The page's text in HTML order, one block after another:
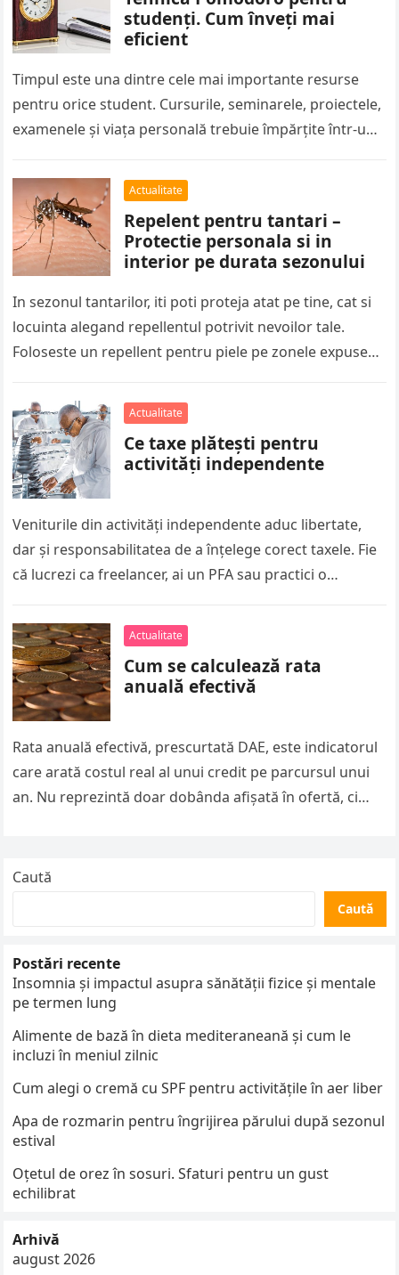
studenți. Cum înveți mai
eficient
Timpul este una dintre cele mai importante resurse
pentru orice student. Cursurile, seminarele, proiectele,
examenele și viața personală trebuie împărțite într-un
Actualitate
Repelent pentru tantari –
Protectie personala si in
interior pe durata sezonului
In sezonul tantarilor, iti poti proteja atat pe tine, cat si
locuinta alegand repellentul potrivit nevoilor tale.
Foloseste un repellent pentru piele pe zonele expuse
Actualitate
Ce taxe plătești pentru
activități independente
Veniturile din activități independente aduc libertate,
dar și responsabilitatea de a înțelege corect taxele. Fie
că lucrezi ca freelancer, ai un PFA sau practici o
Actualitate
Cum se calculează rata
anuală efectivă
Rata anuală efectivă, prescurtată DAE, este indicatorul
care arată costul real al unui credit pe parcursul unui
an. Nu reprezintă doar dobânda afișată în ofertă, ci
Caută
Caută
Postări recente
Insomnia și impactul asupra sănătății fizice și mentale
pe termen lung
Alimente de bază în dieta mediteraneană și cum le
incluzi în meniul zilnic
Cum alegi o cremă cu SPF pentru activitățile în aer liber
Apa de rozmarin pentru îngrijirea părului după sezonul
estival
Oțetul de orez în sosuri. Sfaturi pentru un gust
echilibrat
Arhivă
august 2026